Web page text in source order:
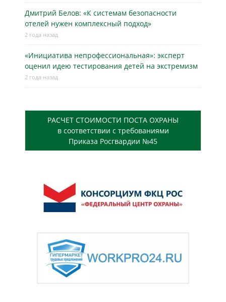
Дмитрий Белов: «К системам безопасности
отелей нужен комплексный подход»
2 года назад
«Инициатива непрофессиональная»: эксперт
оценил идею тестирования детей на экстремизм
2 года назад
РАСЧЕТ СТОИМОСТИ ПОСТА ОХРАНЫ
в соответствии с требованиями
Приказа Росгвардии №45